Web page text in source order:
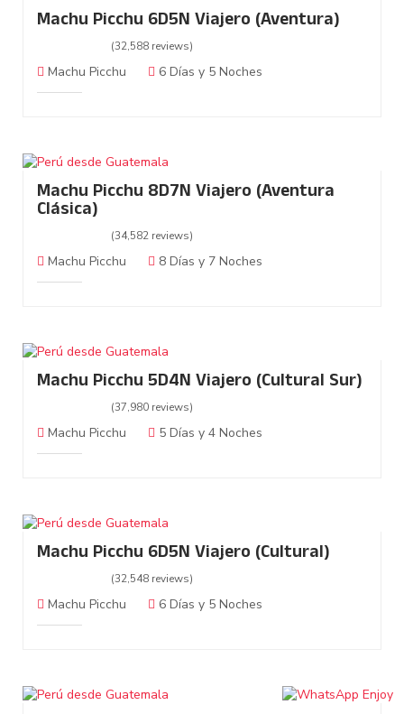
Machu Picchu 6D5N Viajero (Aventura)
(32,588 reviews)
Machu Picchu 6 Días y 5 Noches
Machu Picchu 8D7N Viajero (Aventura
Clásica)
(34,582 reviews)
Machu Picchu 8 Días y 7 Noches
Machu Picchu 5D4N Viajero (Cultural Sur)
(37,980 reviews)
Machu Picchu 5 Días y 4 Noches
Machu Picchu 6D5N Viajero (Cultural)
(32,548 reviews)
Machu Picchu 6 Días y 5 Noches